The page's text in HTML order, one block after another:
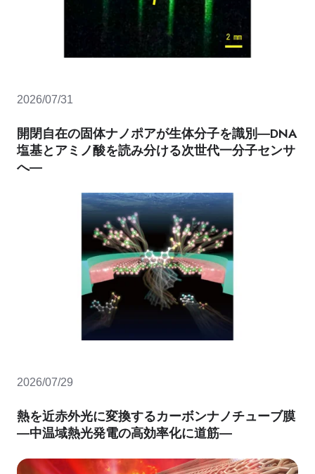
2026/07/31
開閉自在の固体ナノポアが生体分子を識別―DNA
塩基とアミノ酸を読み分ける次世代一分子センサ
へ―
2026/07/29
熱を近赤外光に変換するカーボンナノチューブ膜
―中温域熱光発電の高効率化に道筋―